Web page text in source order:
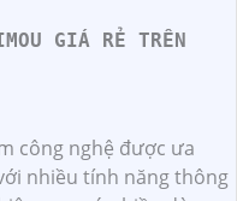
GIÁ RẺ TRÊN
công nghệ được ưa
nhiều tính năng thông